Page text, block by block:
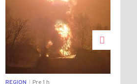
REGION Pre 1 h